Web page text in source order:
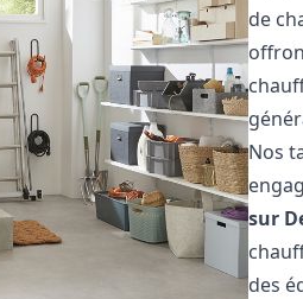
de
Nos
sur
des